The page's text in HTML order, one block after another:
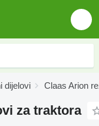
dijelovi Claas Arion
za traktora